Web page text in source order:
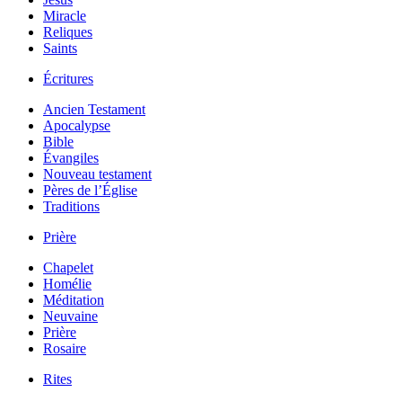
Miracle
Reliques
Saints
Écritures
Ancien Testament
Apocalypse
Bible
Évangiles
Nouveau testament
Pères de l’Église
Traditions
Prière
Chapelet
Homélie
Méditation
Neuvaine
Prière
Rosaire
Rites